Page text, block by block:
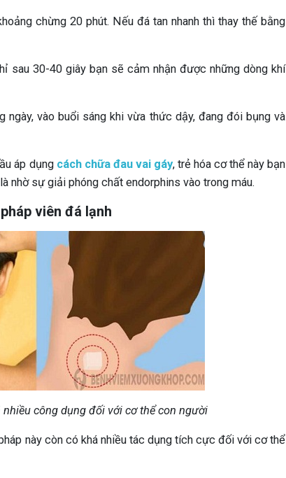
chừng 20 phút. Nếu đá tan nhanh thì thay thế bằng
sau 30-40 giây bạn sẽ cảm nhận được những dòng khí
vào buổi sáng khi vừa thức dậy, đang đói bụng và
áp dụng cách chữa đau vai gáy, trẻ hóa cơ thể này bạn
nhờ sự giải phóng chất endorphins vào trong máu.
viên đá lạnh
công dụng đối với cơ thể con người
này còn có khá nhiều tác dụng tích cực đối với cơ thể